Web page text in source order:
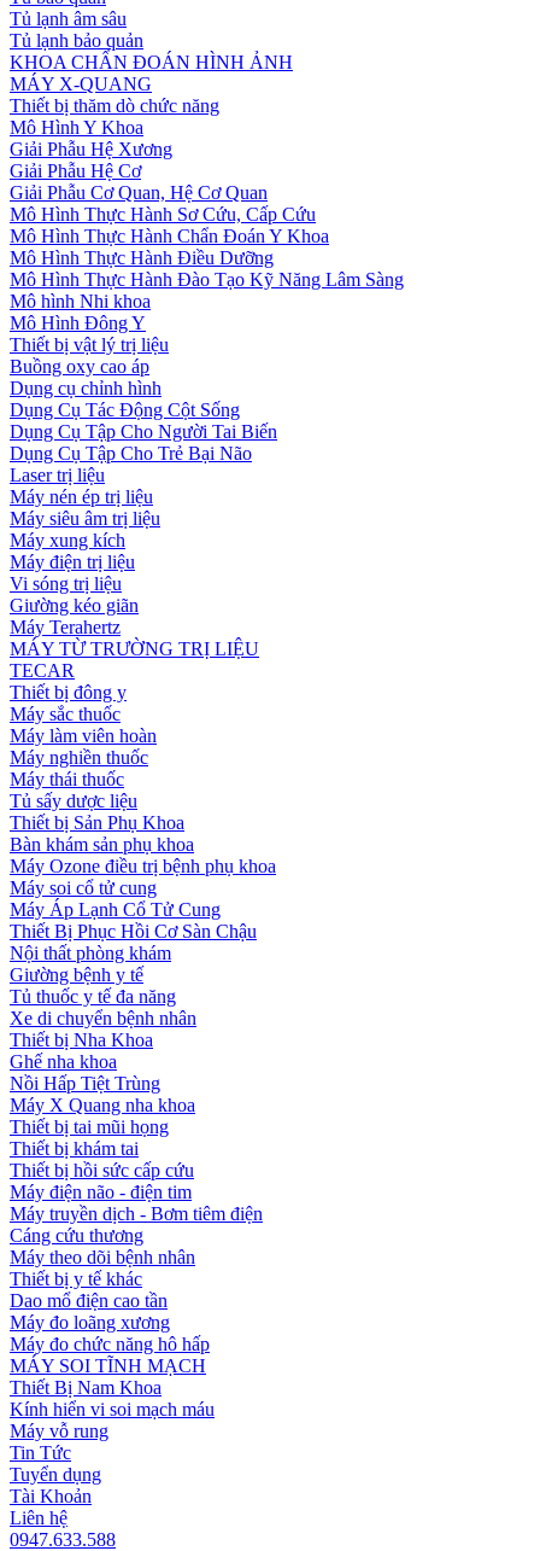
Tủ lạnh âm sâu
Tủ lạnh bảo quản
KHOA CHẨN ĐOÁN HÌNH ẢNH
MÁY X-QUANG
Thiết bị thăm dò chức năng
Mô Hình Y Khoa
Giải Phẫu Hệ Xương
Giải Phẫu Hệ Cơ
Giải Phẫu Cơ Quan, Hệ Cơ Quan
Mô Hình Thực Hành Sơ Cứu, Cấp Cứu
Mô Hình Thực Hành Chẩn Đoán Y Khoa
Mô Hình Thực Hành Điều Dưỡng
Mô Hình Thực Hành Đào Tạo Kỹ Năng Lâm Sàng
Mô hình Nhi khoa
Mô Hình Đông Y
Thiết bị vật lý trị liệu
Buồng oxy cao áp
Dụng cụ chỉnh hình
Dụng Cụ Tác Động Cột Sống
Dụng Cụ Tập Cho Người Tai Biến
Dụng Cụ Tập Cho Trẻ Bại Não
Laser trị liệu
Máy nén ép trị liệu
Máy siêu âm trị liệu
Máy xung kích
Máy điện trị liệu
Vi sóng trị liệu
Giường kéo giãn
Máy Terahertz
MÁY TỪ TRƯỜNG TRỊ LIỆU
TECAR
Thiết bị đông y
Máy sắc thuốc
Máy làm viên hoàn
Máy nghiền thuốc
Máy thái thuốc
Tủ sấy dược liệu
Thiết bị Sản Phụ Khoa
Bàn khám sản phụ khoa
Máy Ozone điều trị bệnh phụ khoa
Máy soi cổ tử cung
Máy Áp Lạnh Cổ Tử Cung
Thiết Bị Phục Hồi Cơ Sàn Chậu
Nội thất phòng khám
Giường bệnh y tế
Tủ thuốc y tế đa năng
Xe di chuyển bệnh nhân
Thiết bị Nha Khoa
Ghế nha khoa
Nồi Hấp Tiệt Trùng
Máy X Quang nha khoa
Thiết bị tai mũi họng
Thiết bị khám tai
Thiết bị hồi sức cấp cứu
Máy điện não - điện tim
Máy truyền dịch - Bơm tiêm điện
Cáng cứu thương
Máy theo dõi bệnh nhân
Thiết bị y tế khác
Dao mổ điện cao tần
Máy đo loãng xương
Máy đo chức năng hô hấp
MÁY SOI TĨNH MẠCH
Thiết Bị Nam Khoa
Kính hiển vi soi mạch máu
Máy vỗ rung
Tin Tức
Tuyển dụng
Tài Khoản
Liên hệ
0947.633.588